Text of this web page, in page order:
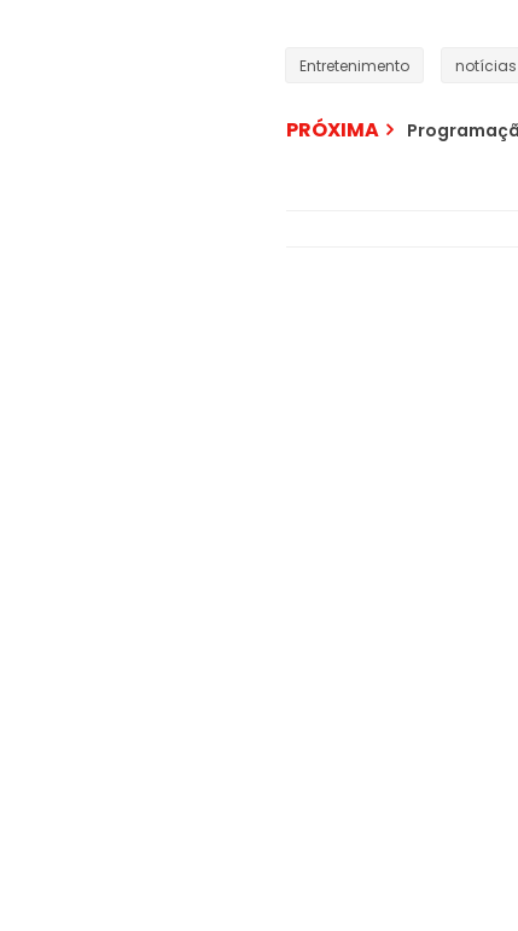
Entretenimento notícias
PRÓXIMA